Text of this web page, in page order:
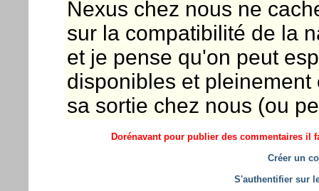
Nexus chez nous ne
sur la compatibilité de la
et je pense qu'on peut
disponibles et
sa sortie chez nous (ou
Dorénavant pour publier des commentaires il
Créer un
S'authentifier sur